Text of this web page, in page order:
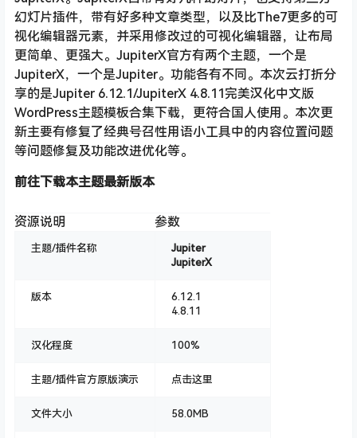
幻灯片插件，带有好多种文章类型，以及比The7更多的可
视化编辑器元素，并采用修改过的可视化编辑器，让布局
更简单、更强大。JupiterX官方有两个主题，一个是
JupiterX，一个是Jupiter。功能各有不同。本次云打折分
享的是Jupiter 6.12.1/JupiterX 4.8.11完美汉化中文版
WordPress主题模板合集下载，更符合国人使用。本次更
新主要有修复了经典号召性用语小工具中的内容位置问题
等问题修复及功能改进优化等。
前往下载本主题最新版本
资源说明 参数
主题/插件名称
Jupiter
JupiterX
版本
6.12.1
4.8.11
汉化程度 100%
主题/插件官方原版演示 点击这里
文件大小 58.0MB